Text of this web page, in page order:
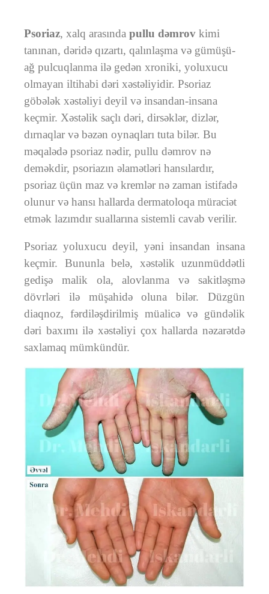
Psoriaz, xalq arasında pullu dəmrov kimi
tanınan, dəridə qızartı, qalınlaşma və gümüşü-
ağ pulcuqlanma ilə gedən xroniki, yoluxucu
olmayan iltihabi dəri xəstəliyidir. Psoriaz
göbələk xəstəliyi deyil və insandan-insana
keçmir. Xəstəlik saçlı dəri, dirsəklər, dizlər,
dırnaqlar və bəzən oynaqları tuta bilər. Bu
məqalədə psoriaz nədir, pullu dəmrov nə
deməkdir, psoriazın əlamətləri hansılardır,
psoriaz üçün maz və kremlər nə zaman istifadə
olunur və hansı hallarda dermatoloqa müraciət
etmək lazımdır suallarına sistemli cavab verilir.
Psoriaz yoluxucu deyil, yəni insandan insana
keçmir. Bununla belə, xəstəlik uzunmüddətli
gedişə malik ola, alovlanma və sakitləşmə
dövrləri ilə müşahidə oluna bilər. Düzgün
diaqnoz, fərdiləşdirilmiş müalicə və gündəlik
dəri baxımı ilə xəstəliyi çox hallarda nəzarətdə
saxlamaq mümkündür.